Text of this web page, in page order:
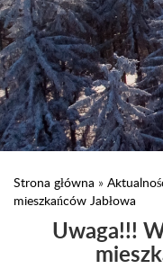
Strona główna »
mieszkańców Jabłowa
Uwaga!!!